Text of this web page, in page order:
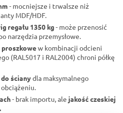
- mocniejsze i trwalsze niż
MDF/HDF.
regału 1350 kg- może przenosić
narzędzia przemysłowe.
w kombinacji odcieni
(RAL5017 i RAL2004) chroni półkę
ścianydla maksymalnego
- brak importu, ale jakość czeskiej